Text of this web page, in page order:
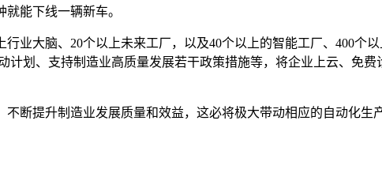
能下线一辆新车。
业大脑、20个以上未来工厂，以及40个以上的智能工厂、400个
划、支持制造业高质量发展若干政策措施等，将企业上云、免
断提升制造业发展质量和效益，这必将极大带动相应的自动化生